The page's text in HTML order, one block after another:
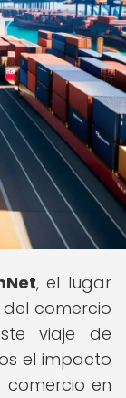
, el lugar
comercio
viaje de
el impacto
en